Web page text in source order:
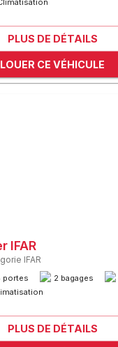
PLUS DE DÉTAILS
LOUER CE VÉHICULE
IFAR
IFAR
portes 2 bagages
PLUS DE DÉTAILS